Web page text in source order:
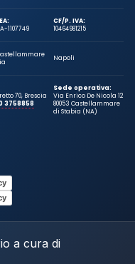
1107749
CF/P. IVA:
10464981215
Napoli
70, Brescia
3758858
Sede operativa:
Via Enrico De Nicola 12
80053 Castellammare
di Stabia (NA)
a cura di